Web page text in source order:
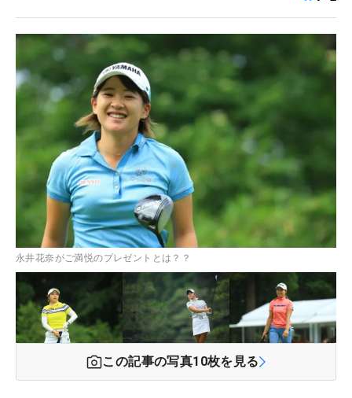
永井花奈がご満悦のプレゼントとは？？
この記事の写真10枚を見る